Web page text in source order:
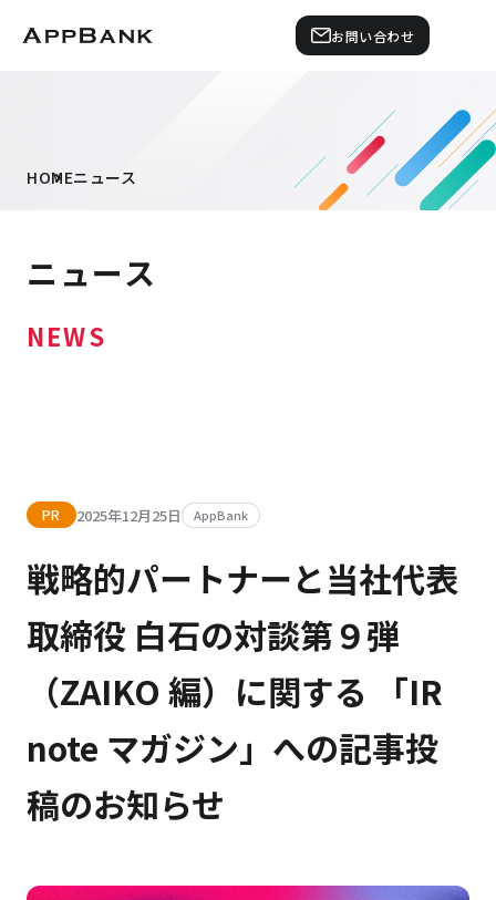
お問い合わせ
HOMEニュース
ニュース
NEWS
PR 2025年12月25日 AppBank
戦略的パートナーと当社代表
取締役 白石の対談第９弾
（ZAIKO 編）に関する 「IR
note マガジン」への記事投
稿のお知らせ